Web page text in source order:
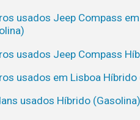
usados Jeep Compass
usados Jeep Compass
usados em Lisboa Híbrido
usados Híbrido (Gasolina)